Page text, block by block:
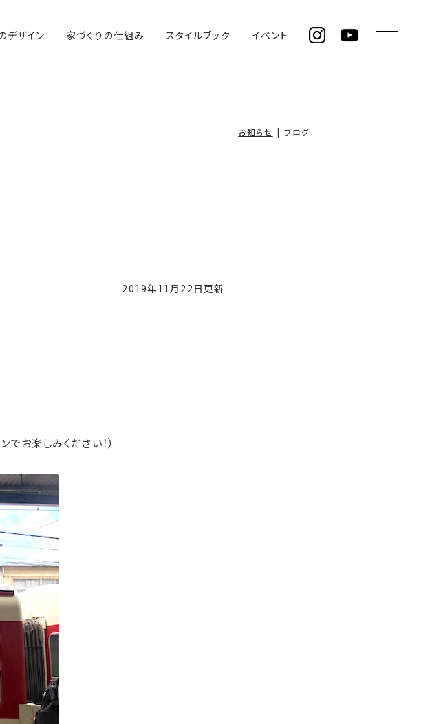
デザイン 家づくりの仕組み スタイルブック イベント
お知らせ ブログ
2019年11月22日更新
でお楽しみください！）